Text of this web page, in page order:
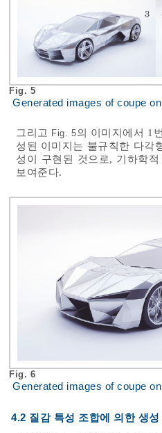
Fig. 5
Generated images of coupe
그리고 Fig. 5의 이미지에서 1
성된 이미지는 불규칙한 다각
성이 구현된 것으로, 기하학
보여준다.
Fig. 6
Generated images of coupe
4.2 질감 특성 조합에 의한 생성